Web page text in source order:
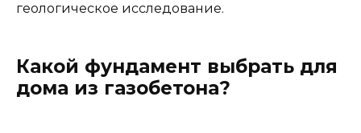
геологическое исследование.
Какой фундамент выбрать для
дома из газобетона?